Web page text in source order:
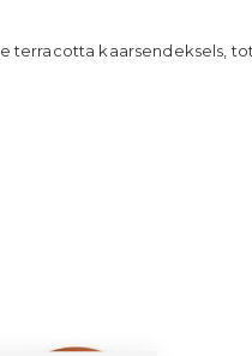
terracotta kaarsendeksels,